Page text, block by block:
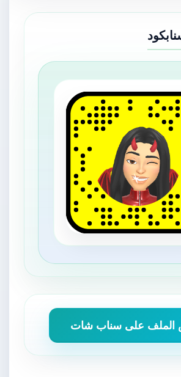
على سناب شات